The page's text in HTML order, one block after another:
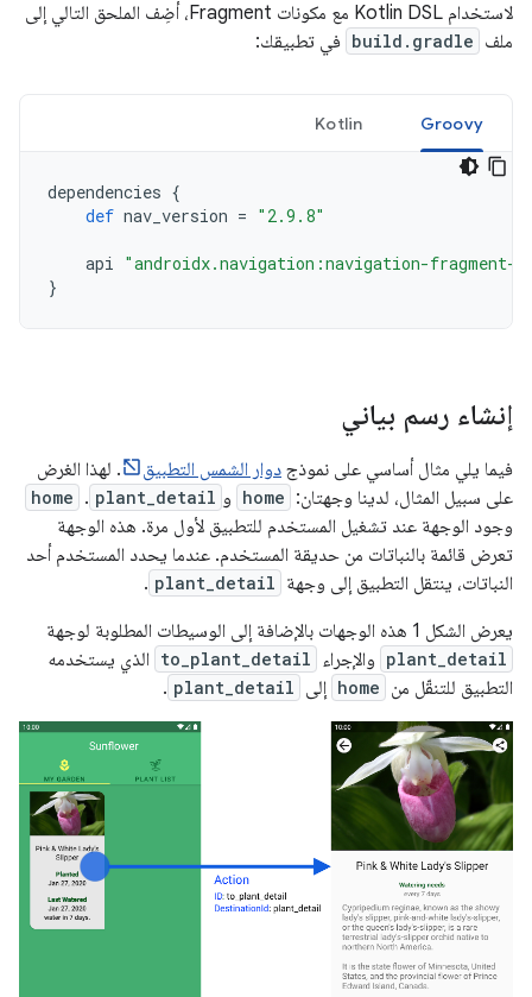
لاستخدام Kotlin DSL مع مكونات Fragment، أضِف الملحق التالي إلى
ملف build.gradle في تطبيقك:
Groovy
Kotlin
dependencies {
def nav_version = "2.9.8"
api "androidx.navigation:navigation-fragment-
}
إنشاء رسم بياني
فيما يلي مثال أساسي على نموذج دوار الشمس التطبيق
. لهذا الغرض
على سبيل المثال، لدينا وجهتان: home و plant_detail
.
home
وجود الوجهة عند تشغيل المستخدم للتطبيق لأول مرة. هذه الوجهة
تعرض قائمة بالنباتات من حديقة المستخدم. عندما يحدد المستخدم أحد
النباتات، ينتقل التطبيق إلى وجهة plant_detail
.
يعرض الشكل 1 هذه الوجهات بالإضافة إلى الوسيطات المطلوبة لوجهة
plant_detail والإجراء to_plant_detail الذي يستخدمه
التطبيق للتنقّل من home إلى plant_detail
.